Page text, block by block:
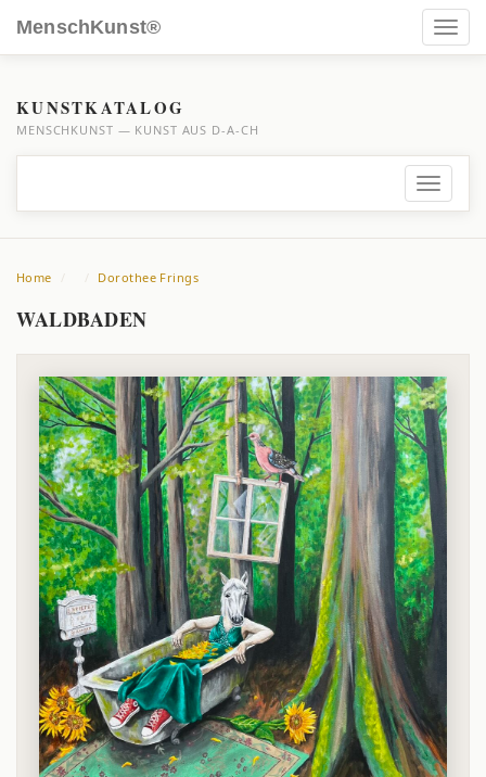
MenschKunst®
KUNSTKATALOG
MENSCHKUNST — KUNST AUS D-A-CH
Toggle
Home Dorothee Frings
WALDBADEN